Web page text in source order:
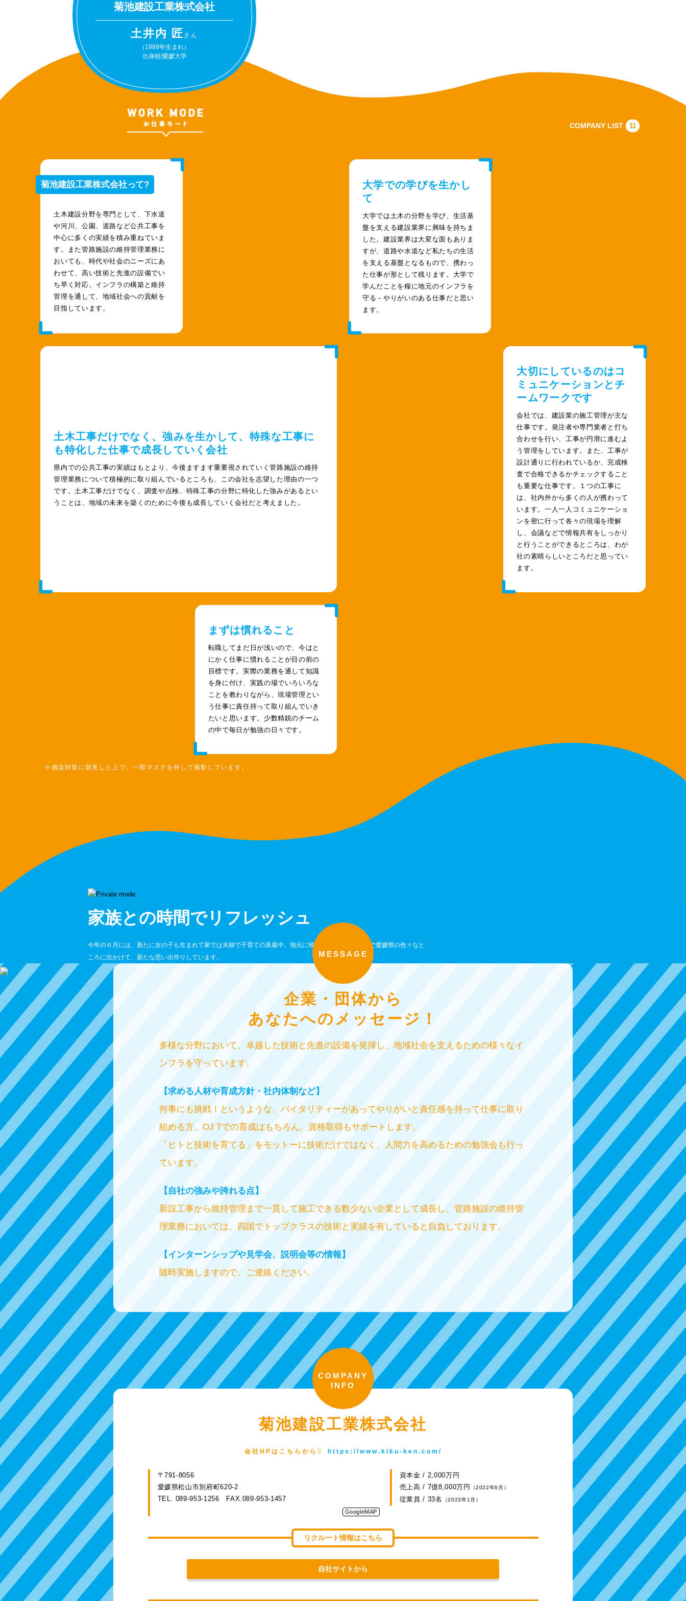
菊池建設工業株式会社
土井内 匠 さん
（1989年生まれ）
出身校/愛媛大学
COMPANY LIST 11
菊池建設工業株式会社って?
土木建設分野を専門として、下水道
や河川、公園、道路など公共工事を
中心に多くの実績を積み重ねていま
す。また管路施設の維持管理業務に
おいても、時代や社会のニーズにあ
わせて、高い技術と先進の設備でい
ち早く対応。インフラの構築と維持
管理を通して、地域社会への貢献を
目指しています。
大学での学びを生かし
て
大学では土木の分野を学び、生活基
盤を支える建設業界に興味を持ちま
した。建設業界は大変な面もありま
すが、道路や水道など私たちの生活
を支える基盤となるもので、携わっ
た仕事が形として残ります。大学で
学んだことを糧に地元のインフラを
守る－やりがいのある仕事だと思い
ます。
土木工事だけでなく、強みを生かして、特殊な工事に
も特化した仕事で成長していく会社
県内での公共工事の実績はもとより、今後ますます重要視されていく管路施設の維持
管理業務について積極的に取り組んでいるところも、この会社を志望した理由の一つ
です。土木工事だけでなく、調査や点検、特殊工事の分野に特化した強みがあるとい
うことは、地域の未来を築くのために今後も成長していく会社だと考えました。
大切にしているのはコ
ミュニケーションとチ
ームワークです
会社では、建設業の施工管理が主な
仕事です。発注者や専門業者と打ち
合わせを行い、工事が円滑に進むよ
う管理をしています。また、工事が
設計通りに行われているか、完成検
査で合格できるかチェックすること
も重要な仕事です。１つの工事に
は、社内外から多くの人が携わって
います。一人一人コミュニケーショ
ンを密に行って各々の現場を理解
し、会議などで情報共有をしっかり
と行うことができるところは、わが
社の素晴らしいところだと思ってい
ます。
まずは慣れること
転職してまだ日が浅いので、今はと
にかく仕事に慣れることが目の前の
目標です。実際の業務を通して知識
を身に付け、実践の場でいろいろな
ことを教わりながら、現場管理とい
う仕事に責任持って取り組んでいき
たいと思います。少数精鋭のチーム
の中で毎日が勉強の日々です。
※感染対策に留意した上で、一部マスクを外して撮影しています。
家族との時間でリフレッシュ
今年の６月には、新たに女の子も生まれて家では夫婦で子育ての真最中。地元に帰ってきたので、家族で愛媛県の色々なと
ころに出かけて、新たな思い出作りしています。
MESSAGE
企業・団体から
あなたへのメッセージ！
多様な分野において、卓越した技術と先進の設備を発揮し、地域社会を支えるための様々なイ
ンフラを守っています。
【求める人材や育成方針・社内体制など】
何事にも挑戦！というような、バイタリティーがあってやりがいと責任感を持って仕事に取り
組める方。OJ Tでの育成はもちろん、資格取得もサポートします。
「ヒトと技術を育てる」をモットーに技術だけではなく、人間力を高めるための勉強会も行っ
ています。
【自社の強みや誇れる点】
新設工事から維持管理まで一貫して施工できる数少ない企業として成長し、管路施設の維持管
理業務においては、四国でトップクラスの技術と実績を有していると自負しております。
【インターンシップや見学会、説明会等の情報】
随時実施しますので、ご連絡ください。
COMPANY
INFO
菊池建設工業株式会社
会社HPはこちらから https://www.kiku-ken.com/
〒791-8056
愛媛県松山市別府町620-2
TEL. 089-953-1256 FAX.089-953-1457
GoogleMAP
資本金 / 2,000万円
売上高 / 7億8,000万円
（2022年6月）
従業員 / 33名 （2023年1月）
リクルート情報はこちら
自社サイトから